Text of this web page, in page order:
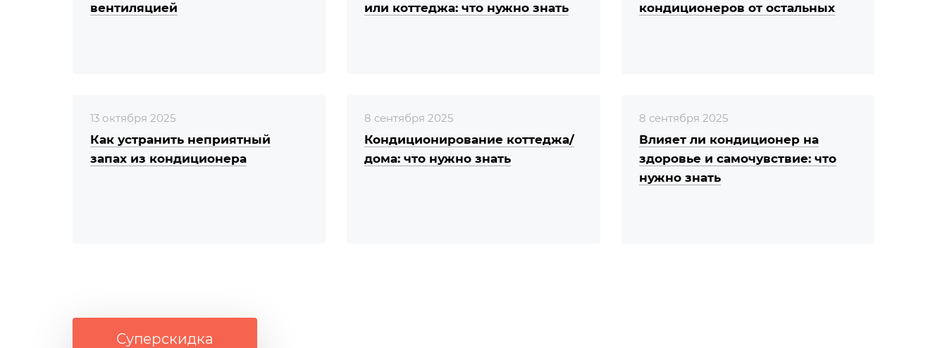
вентиляцией
или коттеджа: что нужно знать
кондиционеров от остальных
13 октября 2025
Как устранить неприятный
запах из кондиционера
8 сентября 2025
Кондиционирование коттеджа/
дома: что нужно знать
8 сентября 2025
Влияет ли кондиционер на
здоровье и самочувствие: что
нужно знать
Суперскидка